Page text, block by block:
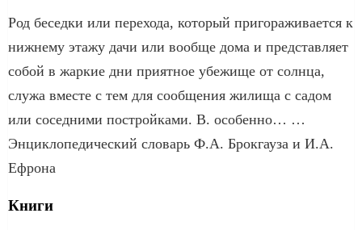
Род беседки или перехода, который пригораживается к
нижнему этажу дачи или вообще дома и представляет
собой в жаркие дни приятное убежище от солнца,
служа вместе с тем для сообщения жилища с садом
или соседними постройками. В. особенно… …
Энциклопедический словарь Ф.А. Брокгауза и И.А.
Ефрона
Книги